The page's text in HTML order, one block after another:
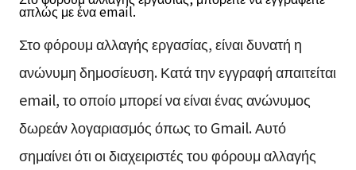
απλώς με ένα email.
Στο φόρουμ αλλαγής εργασίας, είναι δυνατή η
ανώνυμη δημοσίευση. Κατά την εγγραφή απαιτείται
email, το οποίο μπορεί να είναι ένας ανώνυμος
δωρεάν λογαριασμός όπως το Gmail. Αυτό
σημαίνει ότι οι διαχειριστές του φόρουμ αλλαγής